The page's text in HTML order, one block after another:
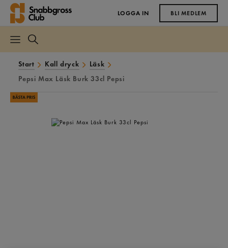
LOGGA IN BLI MEDLEM
Start Kall dryck
Läsk
Pepsi Max Läsk Burk 33cl Pepsi